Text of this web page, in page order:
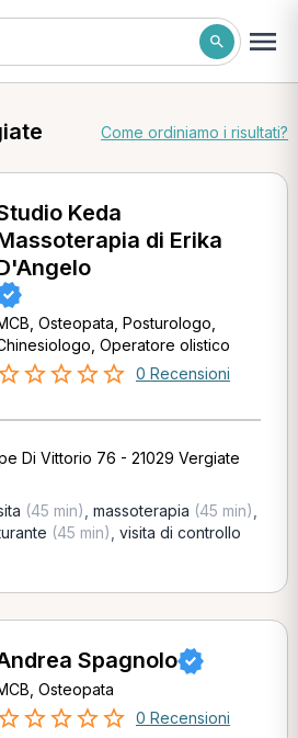
Come ordiniamo i risultati?
Keda
di Erika
Osteopata, Posturologo,
Operatore olistico
0 Recensioni
Di Vittorio 76 - 21029 Vergiate
(45 min) massoterapia (45 min)
(45 min) visita di controllo
Spagnolo
Osteopata
0 Recensioni